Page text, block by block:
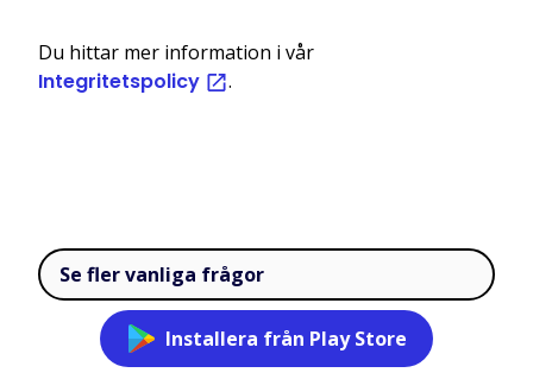
Du hittar mer information i vår
Integritetspolicy .
Se fler vanliga frågor
Installera från Play Store